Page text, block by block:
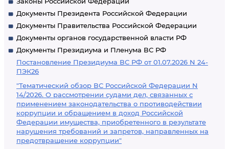
Документы Президента Российской Федерации
Документы Правительства Российской Федерации
Документы органов государственной власти РФ
Документы Президиума и Пленума ВС РФ
Постановление Президиума ВС РФ от 01.07.2026 N 24-
ПЭК26
"Тематический обзор ВС Российской Федерации N
14/2026. О рассмотрении судами дел, связанных с
применением законодательства о противодействии
коррупции и обращением в доход Российской
Федерации имущества, приобретенного в результате
нарушения требований и запретов, направленных на
предотвращение коррупции"